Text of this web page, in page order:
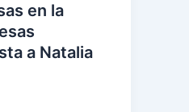
en la
a Natalia